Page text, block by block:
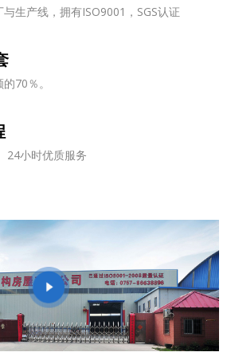
生产线，拥有ISO9001，SGS认证
70％。
24小时优质服务